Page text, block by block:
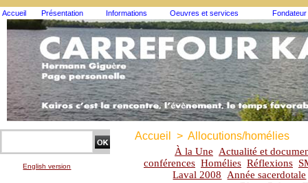
Accueil Présentation Informations Oeuvres et services Fondateur
English version
Accueil > Allocutions/homélies
À la Une
Actualité et
conférences Homélies Réflexions
Laval 2008
Année sacerdotale